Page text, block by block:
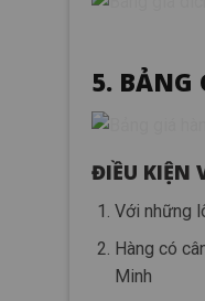
5. BẢNG
ĐIỀU KIỆN
Với những
Hàng có
Minh